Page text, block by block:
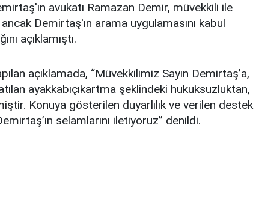
avukatı Ramazan Demir, müvekkili ile
Demirtaş'ın arama uygulamasını kabul
açıklamıştı.
açıklamada, “Müvekkilimiz Sayın Demirtaş’a,
ayakkabıçıkartma şeklindeki hukuksuzluktan,
Konuya gösterilen duyarlılık ve verilen destek
selamlarını iletiyoruz” denildi.